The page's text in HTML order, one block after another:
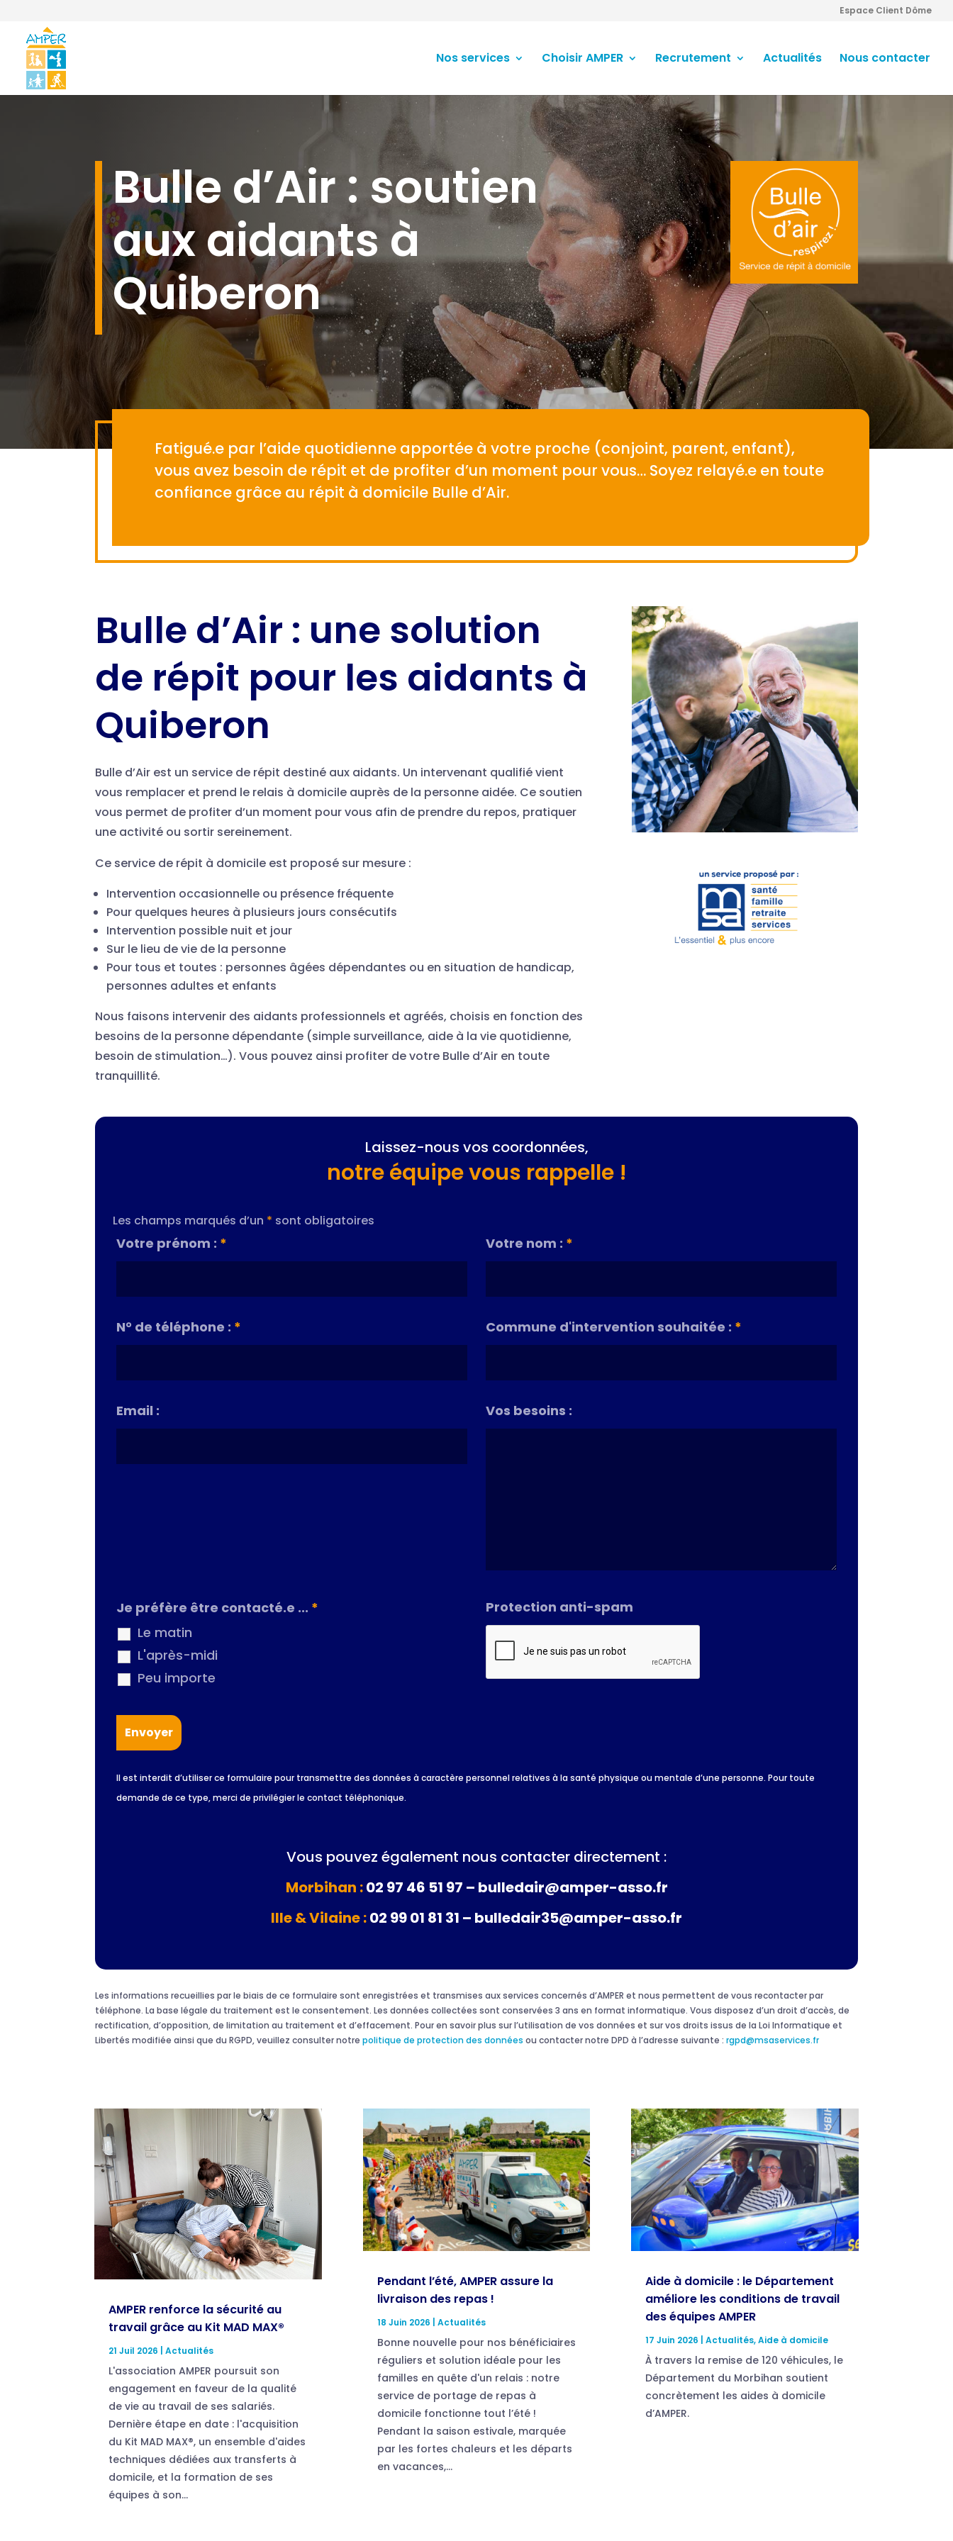
Espace Client Dôme
Nos services Choisir AMPER Recrutement Actualités Nous contacter
Bulle d’Air : soutien
aux aidants à
Quiberon
Fatigué.e par l’aide quotidienne apportée à votre proche (conjoint, parent, enfant),
vous avez besoin de répit et de profiter d’un moment pour vous… Soyez relayé.e en toute
confiance grâce au répit à domicile Bulle d’Air.
Bulle d’Air : une solution
de répit pour les aidants à
Quiberon
Bulle d’Air est un service de répit destiné aux aidants. Un intervenant qualifié vient
vous remplacer et prend le relais à domicile auprès de la personne aidée. Ce soutien
vous permet de profiter d’un moment pour vous afin de prendre du repos, pratiquer
une activité ou sortir sereinement.
Ce service de répit à domicile est proposé sur mesure :
Intervention occasionnelle ou présence fréquente
Pour quelques heures à plusieurs jours consécutifs
Intervention possible nuit et jour
Sur le lieu de vie de la personne
Pour tous et toutes : personnes âgées dépendantes ou en situation de handicap,
personnes adultes et enfants
Nous faisons intervenir des aidants professionnels et agréés, choisis en fonction des
besoins de la personne dépendante (simple surveillance, aide à la vie quotidienne,
besoin de stimulation…). Vous pouvez ainsi profiter de votre Bulle d’Air en toute
tranquillité.
Laissez-nous vos coordonnées,
notre équipe vous rappelle !
Les champs marqués d’un * sont obligatoires
Votre prénom : * Votre nom : *
N° de téléphone : * Commune d'intervention souhaitée : *
Email : Vos besoins :
Je préfère être contacté.e ... *
Le matin
L'après-midi
Peu importe
Protection anti-spam
Il est interdit d’utiliser ce formulaire pour transmettre des données à caractère personnel relatives à la santé physique ou mentale d’une personne. Pour toute
demande de ce type, merci de privilégier le contact téléphonique.
Vous pouvez également nous contacter directement :
Morbihan :02 97 46 51 97 – bulledair@amper-asso.fr
Ille & Vilaine :02 99 01 81 31 – bulledair35@amper-asso.fr
Les informations recueillies par le biais de ce formulaire sont enregistrées et transmises aux services concernés d’AMPER et nous permettent de vous recontacter par
téléphone. La base légale du traitement est le consentement. Les données collectées sont conservées 3 ans en format informatique. Vous disposez d’un droit d’accès, de
rectification, d’opposition, de limitation au traitement et d’effacement. Pour en savoir plus sur l’utilisation de vos données et sur vos droits issus de la Loi Informatique et
Libertés modifiée ainsi que du RGPD, veuillez consulter notrepolitique de protection des données ou contacter notre DPD à l’adresse suivante :rgpd@msaservices.fr
AMPER renforce la sécurité au
travail grâce au Kit MAD MAX®
21 Juil 2026 |Actualités
L'association AMPER poursuit son
engagement en faveur de la qualité
de vie au travail de ses salariés.
Dernière étape en date : l'acquisition
du Kit MAD MAX®, un ensemble d'aides
techniques dédiées aux transferts à
domicile, et la formation de ses
équipes à son...
Pendant l’été, AMPER assure la
livraison des repas !
18 Juin 2026 Actualités
Bonne nouvelle pour nos bénéficiaires
réguliers et solution idéale pour les
familles en quête d'un relais : notre
service de portage de repas à
domicile fonctionne tout l’été !
Pendant la saison estivale, marquée
par les fortes chaleurs et les départs
en vacances,...
Aide à domicile : le Département
améliore les conditions de travail
des équipes AMPER
17 Juin 2026 Actualités,Aide à domicile
À travers la remise de 120 véhicules, le
Département du Morbihan soutient
concrètement les aides à domicile
d’AMPER.